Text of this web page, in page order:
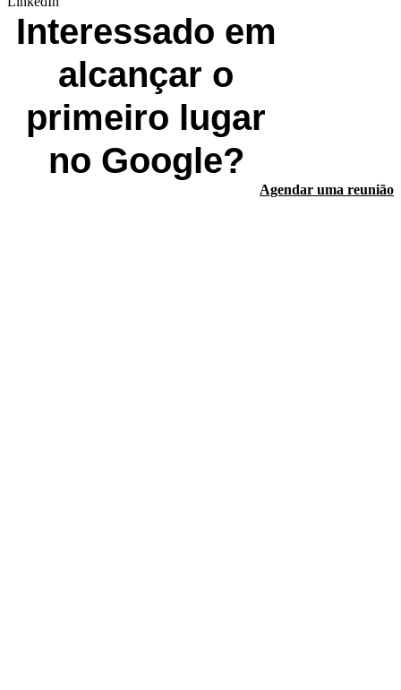
Interessado em
alcançar o
primeiro lugar
no Google?
Agendar uma reunião